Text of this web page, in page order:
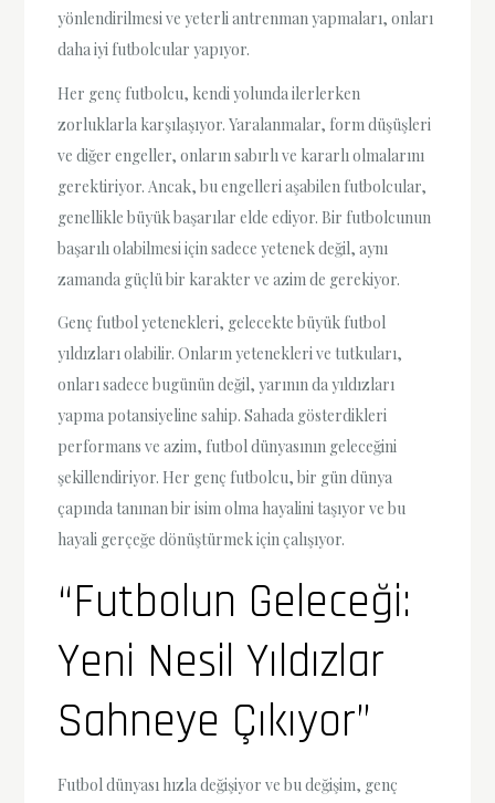
yönlendirilmesi ve yeterli antrenman yapmaları, onları
daha iyi futbolcular yapıyor.
Her genç futbolcu, kendi yolunda ilerlerken
zorluklarla karşılaşıyor. Yaralanmalar, form düşüşleri
ve diğer engeller, onların sabırlı ve kararlı olmalarını
gerektiriyor. Ancak, bu engelleri aşabilen futbolcular,
genellikle büyük başarılar elde ediyor. Bir futbolcunun
başarılı olabilmesi için sadece yetenek değil, aynı
zamanda güçlü bir karakter ve azim de gerekiyor.
Genç futbol yetenekleri, gelecekte büyük futbol
yıldızları olabilir. Onların yetenekleri ve tutkuları,
onları sadece bugünün değil, yarının da yıldızları
yapma potansiyeline sahip. Sahada gösterdikleri
performans ve azim, futbol dünyasının geleceğini
şekillendiriyor. Her genç futbolcu, bir gün dünya
çapında tanınan bir isim olma hayalini taşıyor ve bu
hayali gerçeğe dönüştürmek için çalışıyor.
“Futbolun Geleceği:
Yeni Nesil Yıldızlar
Sahneye Çıkıyor”
Futbol dünyası hızla değişiyor ve bu değişim, genç